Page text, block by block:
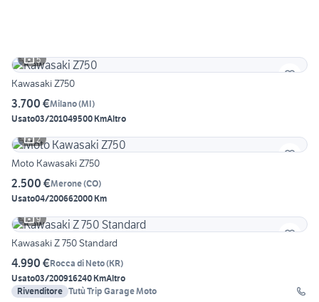
5
Kawasaki Z750
3.700 €Milano(MI)
Usato03/201049500 KmAltro
2
Moto Kawasaki Z750
2.500 €Merone(CO)
Usato04/200662000 Km
9
Kawasaki Z 750 Standard
4.990 €Rocca di Neto(KR)
Usato03/200916240 KmAltro
Rivenditore Tutù Trip Garage Moto